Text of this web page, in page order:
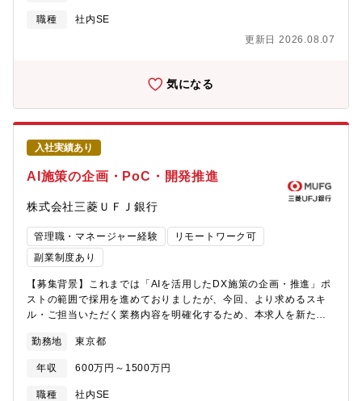
ちろん、将来的には希望や適性に応じて、総合職として幅広い業
推進を通じて、MUFG全体の業務変革をリードいただける方を募
た立場から、生成AI・AIエージェントの利活用による業務変革を
ソリューションの企画立案・アーキテクチャ方針策定・プロダク
トマネジメント・事業部門・IT部門・リスク管理部門・パートナ
ー企業と連携し、業務・企画サイドのオーナーとして、要件定
義、施策立案、優先順位付け、開発推進、導入・展開、運用改善
までを一気通貫でリード・関係各部、エンジニア、パートナー企
業などのステークホルダーとの折衝、合意形成、施策推進【所属
部署】デジタルソリューション部
職種
社内SE
更新日 2026.08.07
気になる
入社実績あり
AI施策の企画・PoC・開発推進
株式会社三菱ＵＦＪ銀行
管理職・マネージャー経験
リモートワーク可
副業制度あり
【募集背景】これまでは「AIを活用したDX施策の企画・推進」ポ
ストの範囲で採用を進めておりましたが、今回、より求めるスキ
ル・ご担当いただく業務内容を明確化するため、本求人を新たに
①②いずれかの業務をお任せいたします。[共通]・金融業務におけ
る部門・業務を横断した立場でのAI利活用した顧客向けサービ
ス、または業務効率化ツールの企画立案、PoC推進、開発推進・
施策推進に当たって、社内の関係各部との折衝や合意形成・パー
勤務地 東京都
年収 600万円～1500万円
職種
社内SE